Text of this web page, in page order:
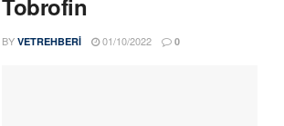
Tobrofin
BY VETREHBERI 01/10/2022 0